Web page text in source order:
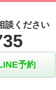
談ください
予約